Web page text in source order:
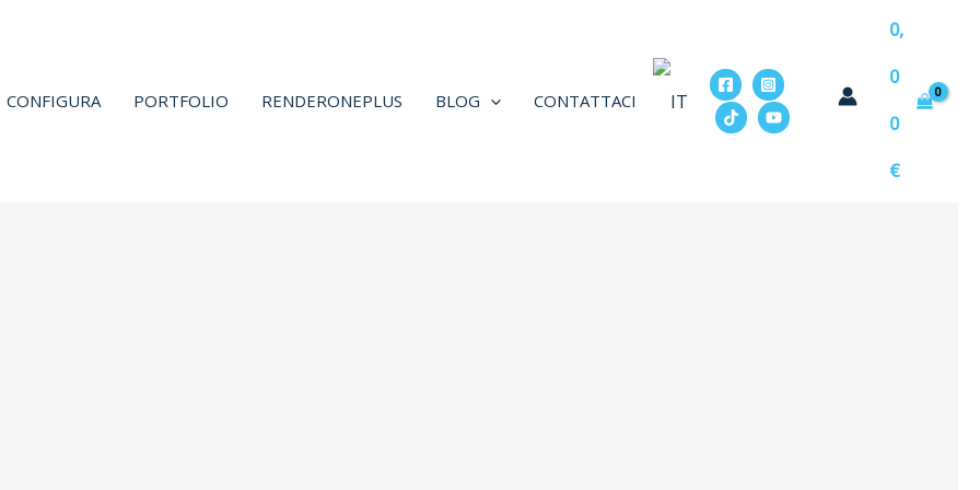
CONFIGURA PORTFOLIO RENDERONEPLUS BLOG CONTATTACI
0,
0
0
€